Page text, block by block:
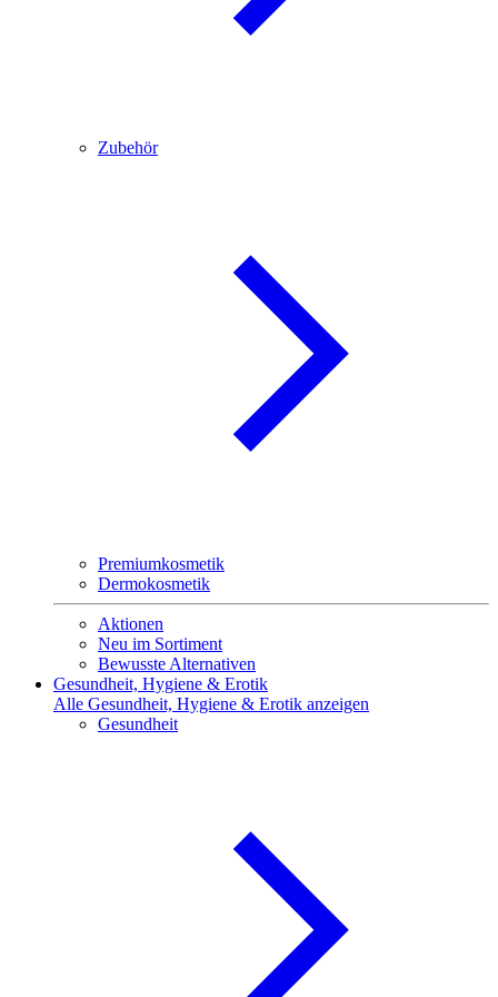
Zubehör
Premiumkosmetik
Dermokosmetik
Aktionen
Neu im Sortiment
Bewusste Alternativen
Gesundheit, Hygiene & Erotik
Alle Gesundheit, Hygiene & Erotik anzeigen
Gesundheit